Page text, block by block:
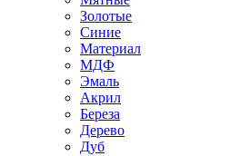
Золотые
Синие
Материал
МДФ
Эмаль
Акрил
Береза
Дерево
Дуб